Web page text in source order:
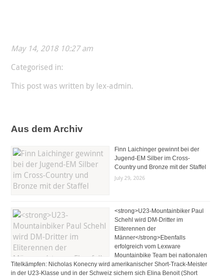
May 14, 2018 10:27 am
Categorised in:
This post was written by lex-admin.
Aus dem Archiv
Finn Laichinger gewinnt bei der
Jugend-EM Silber im Cross-
Country und Bronze mit der Staffel
July 29, 2026
<strong>U23-Mountainbiker Paul
Schehl wird DM-Dritter im
Eliterennen der
Männer</strong>Ebenfalls
erfolgreich vom Lexware
Mountainbike Team bei nationalen
Titelkämpfen: Nicholas Konecny wird amerikanischer Short-Track-Meister
in der U23-Klasse und in der Schweiz sichern sich Elina Benoit (Short